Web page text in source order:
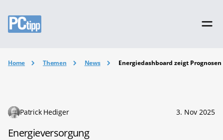
Home Themen News Energiedashboard zeigt
Patrick Hediger 3. Nov 2025
Energieversorgung